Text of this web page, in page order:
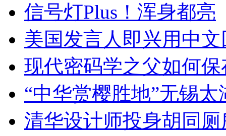
信号灯Plus！浑身都亮
美国发言人即兴用中
现代密码学之父如何
“中华赏樱胜地”无锡
清华设计师投身胡同